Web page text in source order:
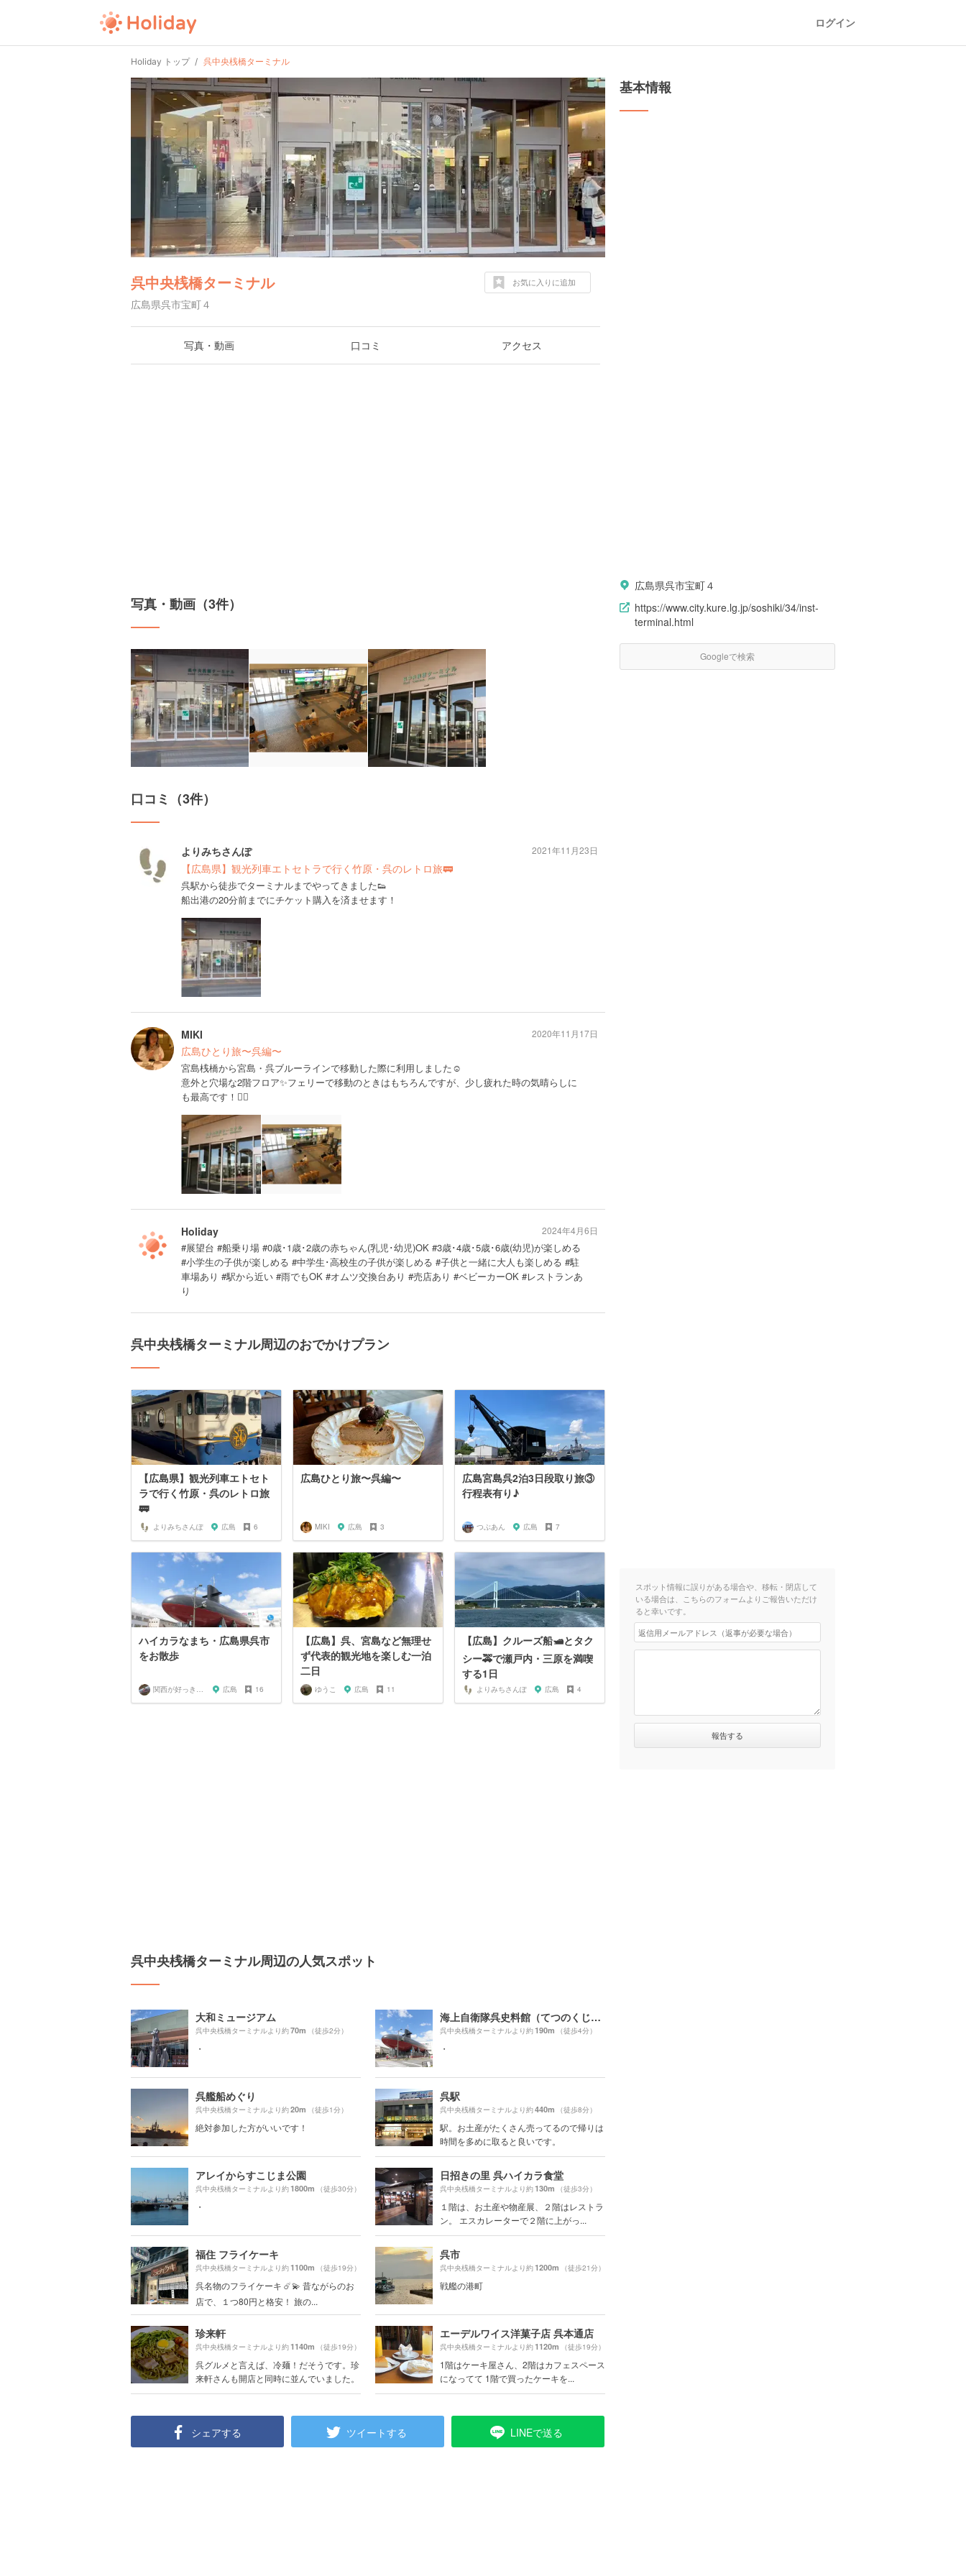
ログイン
Holiday トップ 呉中央桟橋ターミナル
呉中央桟橋ターミナル
広島県呉市宝町４
お気に入りに追加
写真・動画 口コミ アクセス
写真・動画（3件）
口コミ（3件）
よりみちさんぽ
【広島県】観光列車エトセトラで行く竹原・呉のレトロ旅🚃
呉駅から徒歩でターミナルまでやってきました👟
船出港の20分前までにチケット購入を済ませます！
2021年11月23日
MIKI
広島ひとり旅〜呉編〜
宮島桟橋から宮島・呉ブルーラインで移動した際に利用しました☺️
意外と穴場な2階フロア✨フェリーで移動のときはもちろんですが、少し疲れた時の気晴らしに
も最高です！🙆‍♀️
2020年11月17日
Holiday
#展望台 #船乗り場 #0歳･1歳･2歳の赤ちゃん(乳児･幼児)OK #3歳･4歳･5歳･6歳(幼児)が楽しめる
#小学生の子供が楽しめる #中学生･高校生の子供が楽しめる #子供と一緒に大人も楽しめる #駐
車場あり #駅から近い #雨でもOK #オムツ交換台あり #売店あり #ベビーカーOK #レストランあ
り
2024年4月6日
呉中央桟橋ターミナル周辺のおでかけプラン
【広島県】観光列車エトセト
ラで行く竹原・呉のレトロ旅
🚃
よりみちさんぽ 広島 6
広島ひとり旅〜呉編〜
MIKI 広島 3
広島宮島呉2泊3日段取り旅③
行程表有り♪
つぶあん 広島 7
ハイカラなまち・広島県呉市
をお散歩
関西が好っきゃねん 広島 16
【広島】呉、宮島など無理せ
ず代表的観光地を楽しむ一泊
二日
ゆうこ 広島 11
【広島】クルーズ船🛥とタク
シー🚕で瀬戸内・三原を満喫
する1日
よりみちさんぽ 広島 4
呉中央桟橋ターミナル周辺の人気スポット
大和ミュージアム
呉中央桟橋ターミナルより約70m （徒歩2分）
・
海上自衛隊呉史料館（てつのくじら館）
呉中央桟橋ターミナルより約190m （徒歩4分）
・
呉艦船めぐり
呉中央桟橋ターミナルより約20m （徒歩1分）
絶対参加した方がいいです！
呉駅
呉中央桟橋ターミナルより約440m （徒歩8分）
駅。お土産がたくさん売ってるので帰りは
時間を多めに取ると良いです。
アレイからすこじま公園
呉中央桟橋ターミナルより約1800m （徒歩30分）
・
日招きの里 呉ハイカラ食堂
呉中央桟橋ターミナルより約130m （徒歩3分）
１階は、お土産や物産展、２階はレストラ
ン。 エスカレーターで２階に上がっ...
福住 フライケーキ
呉中央桟橋ターミナルより約1100m （徒歩19分）
呉名物のフライケーキ ☄️💫 昔ながらのお
店で、１つ80円と格安！ 旅の...
呉市
呉中央桟橋ターミナルより約1200m （徒歩21分）
戦艦の港町
珍来軒
呉中央桟橋ターミナルより約1140m （徒歩19分）
呉グルメと言えば、冷麺！だそうです。珍
来軒さんも開店と同時に並んでいました。
エーデルワイス洋菓子店 呉本通店
呉中央桟橋ターミナルより約1120m （徒歩19分）
1階はケーキ屋さん、2階はカフェスペース
になってて 1階で買ったケーキを...
シェアする ツイートする LINEで送る
基本情報
広島県呉市宝町４
https://www.city.kure.lg.jp/soshiki/34/inst-
terminal.html
Googleで検索
スポット情報に誤りがある場合や、移転・閉店して
いる場合は、こちらのフォームよりご報告いただけ
ると幸いです。